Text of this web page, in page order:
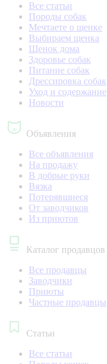
Все статьи
Породы собак
Мечтаете о щенке
Выбираем щенка
Щенок дома
Здоровье собак
Питание собак
Дрессировка собак
Уход и содержание
Новости
Объявления
Все объявления
На продажу
В добрые руки
Вязка
Потерявшиеся
От заводчиков
Из приютов
Каталог продавцов
Все продавцы
Заводчики
Приюты
Частные продавцы
Статьи
Все статьи